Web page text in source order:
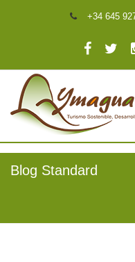
+34 645
Blog Standard